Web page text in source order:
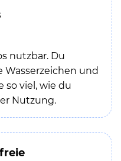
nutzbar. Du
Wasserzeichen und
so viel, wie du
Nutzung.